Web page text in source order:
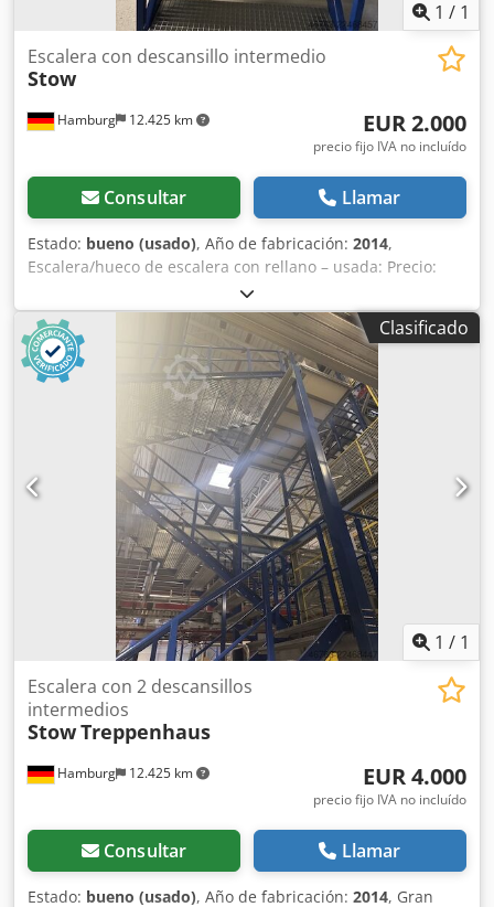
1 / 1
Hamburg 12.425 km
Escalera con descansillo intermedio
Stow
EUR 2.000
precio fijo IVA no incluído
Consultar Llamar
Estado: bueno (usado), Año de fabricación: 2014,
Escalera/hueco de escalera con rellano – usada: Precio:
2.000 € (neto), desmontada, embalada y cargada en el
lugar de origen. Posición 4 Fabricante: Stow Tipo:
desconocido Año de fabricación: 2014 Desde la planta baja
hasta el rellano, aproximadamente 10 escalones. Se deben
determinar más datos. Ancho: aproximadamente 1,25 m
Con rellano Escalones: rejillas metálicas galvanizadas
Laterales y barandilla pintados Csdpfx Aezqz Nlsmysrf
Estado: bueno Disponible: a partir del cuarto trimestre de
2026 Ubicación: Hamburgo
Clasificado
1 / 1
Hamburg 12.425 km
Escalera con 2 descansillos
intermedios
StowTreppenhaus
EUR 4.000
precio fijo IVA no incluído
Consultar Llamar
Estado: bueno (usado), Año de fabricación: 2014, Gran